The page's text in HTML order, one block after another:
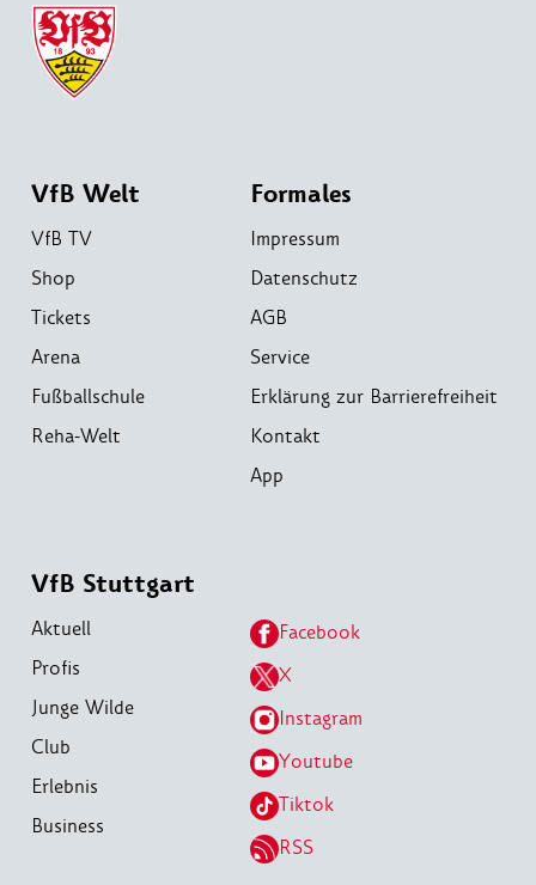
VfB Welt
VfB TV
Shop
Tickets
Arena
Fußballschule
Reha-Welt
Formales
Impressum
Datenschutz
AGB
Service
Erklärung zur Barrierefreiheit
Kontakt
App
VfB Stuttgart
Aktuell
Profis
Junge Wilde
Club
Erlebnis
Business
Facebook
X
Instagram
Youtube
Tiktok
RSS